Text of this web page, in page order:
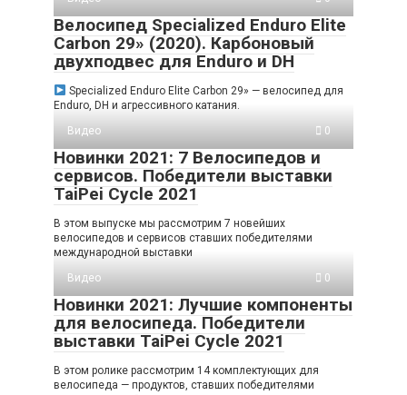
Велосипед Specialized Enduro Elite
Carbon 29» (2020). Карбоновый
двухподвес для Enduro и DH
Specialized Enduro Elite Carbon 29» — велосипед для
Enduro, DH и агрессивного катания.
Видео
0
Новинки 2021: 7 Велосипедов и
сервисов. Победители выставки
TaiPei Cycle 2021
В этом выпуске мы рассмотрим 7 новейших
велосипедов и сервисов ставших победителями
международной выставки
Видео
0
Новинки 2021: Лучшие компоненты
для велосипеда. Победители
выставки TaiPei Cycle 2021
В этом ролике рассмотрим 14 комплектующих для
велосипеда — продуктов, ставших победителями